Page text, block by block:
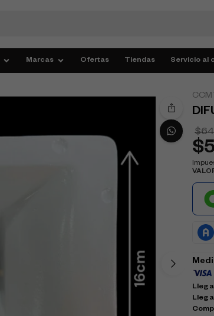
Marcas Ofertas Tiendas Servicio al
$
$
Llega